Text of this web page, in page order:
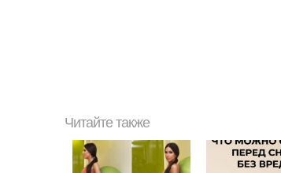
Читайте также